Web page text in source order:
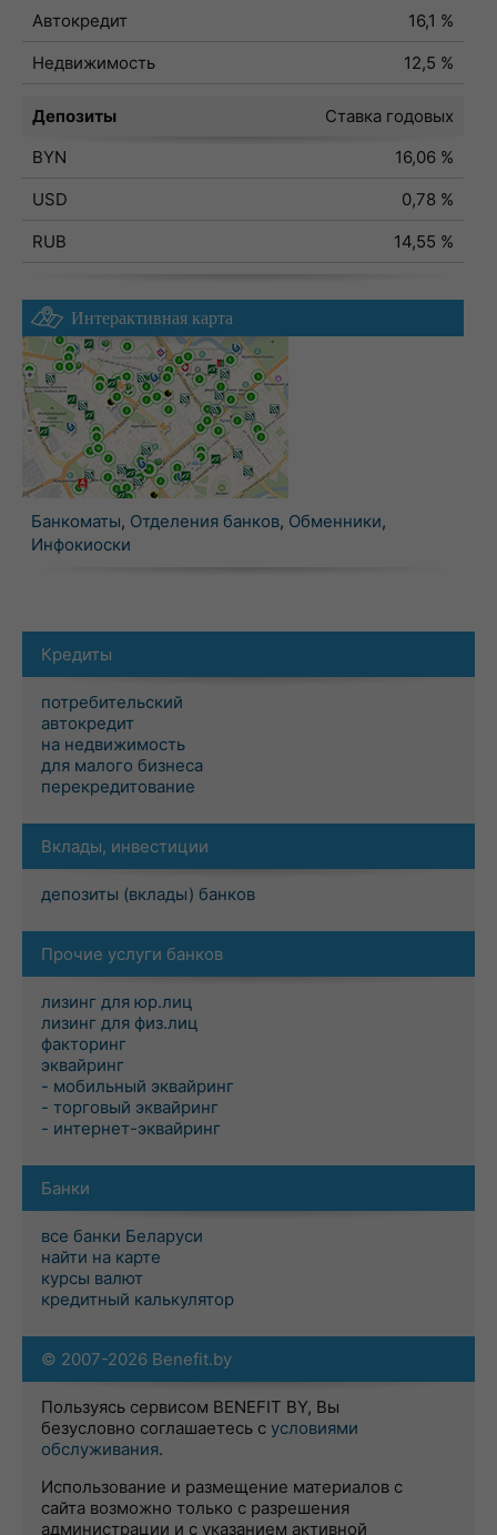
Автокредит
16,1 %
Недвижимость
12,5 %
Депозиты
Ставка годовых
BYN
16,06 %
USD
0,78 %
RUB
14,55 %
Интерактивная карта
Банкоматы, Отделения банков, Обменники,
Инфокиоски
Кредиты
потребительский
автокредит
на недвижимость
для малого бизнеса
перекредитование
Вклады, инвестиции
депозиты (вклады) банков
Прочие услуги банков
лизинг для юр.лиц
лизинг для физ.лиц
факторинг
эквайринг
- мобильный эквайринг
- торговый эквайринг
- интернет-эквайринг
Банки
все банки Беларуси
найти на карте
курсы валют
кредитный калькулятор
© 2007-2026 Benefit.by
Пользуясь сервисом BENEFIT BY, Вы
безусловно соглашаетесь с условиями
обслуживания.
Использование и размещение материалов с
сайта возможно только с разрешения
администрации и с указанием активной